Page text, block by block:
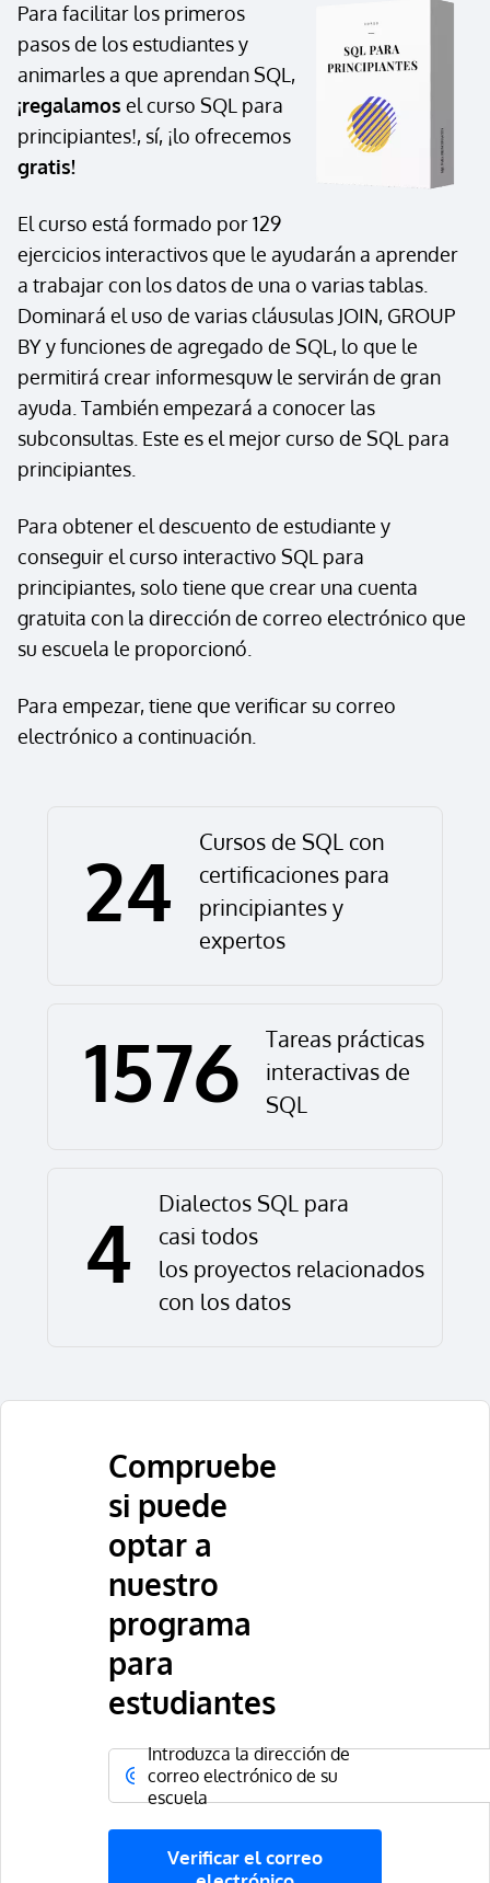
Para facilitar los primeros
pasos de los estudiantes y
animarles a que aprendan SQL,
¡regalamos el curso SQL para
principiantes!, sí, ¡lo ofrecemos
gratis!
El curso está formado por 129
ejercicios interactivos que le ayudarán a aprender
a trabajar con los datos de una o varias tablas.
Dominará el uso de varias cláusulas JOIN, GROUP
BY y funciones de agregado de SQL, lo que le
permitirá crear informesquw le servirán de gran
ayuda. También empezará a conocer las
subconsultas. Este es el mejor curso de SQL para
principiantes.
Para obtener el descuento de estudiante y
conseguir el curso interactivo SQL para
principiantes, solo tiene que crear una cuenta
gratuita con la dirección de correo electrónico que
su escuela le proporcionó.
Para empezar, tiene que verificar su correo
electrónico a continuación.
24
Cursos de SQL con
certificaciones para
principiantes y
expertos
1576
Tareas prácticas
interactivas de
SQL
4
Dialectos SQL para
casi todos
los proyectos relacionados
con los datos
Compruebe
si puede
optar a
nuestro
programa
para
estudiantes
Introduzca la dirección de
correo electrónico de su
escuela
Verificar el correo